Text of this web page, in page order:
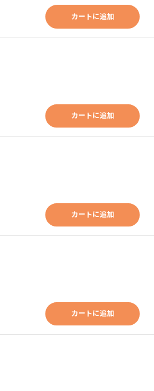
カートに追加
カートに追加
カートに追加
カートに追加